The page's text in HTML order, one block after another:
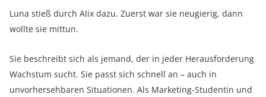
Luna stieß durch Alix dazu. Zuerst war sie neugierig, dann
wollte sie mittun.
Sie beschreibt sich als jemand, der in jeder Herausforderung
Wachstum sucht. Sie passt sich schnell an – auch in
unvorhersehbaren Situationen. Als Marketing-Studentin und